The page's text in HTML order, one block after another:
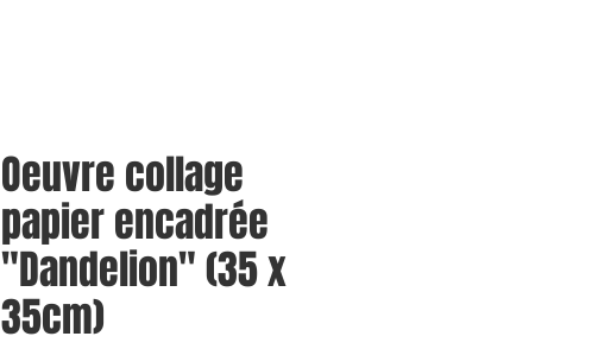
Oeuvre collage
papier encadrée
"Dandelion" (35 x
35cm)